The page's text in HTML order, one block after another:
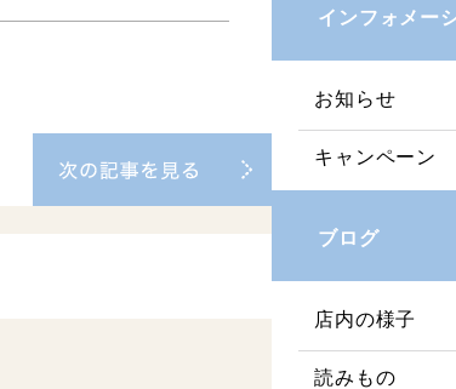
インフォメー
お知らせ
キャンペーン
ブログ
店内の様子
読みもの